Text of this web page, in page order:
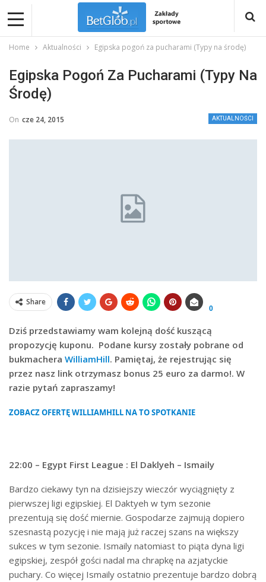
Home Aktualności Egipska pogoń za pucharami (Typy na środę)
Egipska Pogoń Za Pucharami (Typy Na
Środę)
AKTUALNOŚCI
On cze 24, 2015
Share
0
Dziś przedstawiamy wam kolejną dość kuszącą
propozycję kuponu. Podane kursy zostały pobrane od
bukmachera WilliamHill. Pamiętaj, że rejestrując się
przez nasz link otrzymasz bonus 25 euro za darmo!. W
razie pytań zapraszamy!
ZOBACZ OFERTĘ WILLIAMHILL NA TO SPOTKANIE
22:00 – Egypt First League : El Daklyeh – Ismaily
Bardzo ciekawy tyn na dzisiejszy wieczór wyciągnięty z
pierwszej ligi egipskiej. El Daktyeh w tym sezonie
prezentują się dość miernie. Gospodarze zajmują dopiero
szesnastą pozycję i nie mają już raczej szans na większy
sukces w tym sezonie. Ismaily natomiast to piąta dyna ligi
egipskiej, zespół gości nadal ma chrapkę na azjatyckie
puchary. Co więcej Ismaily ostatnio prezentuje bardzo dobrą